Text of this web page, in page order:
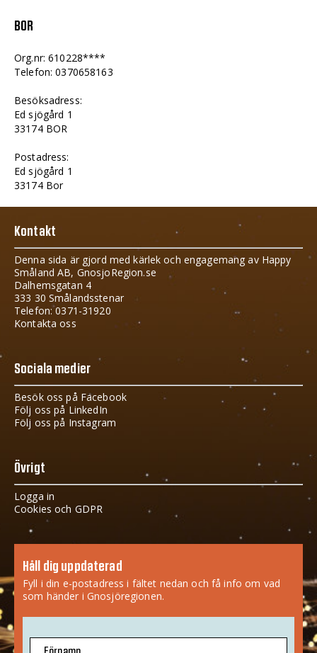
BOR
Org.nr: 610228****
Telefon: 0370658163
Besöksadress:
Ed sjögård 1
33174 BOR
Postadress:
Ed sjögård 1
33174 Bor
Kontakt
Denna sida är gjord med kärlek och engagemang av Happy
Småland AB, GnosjoRegion.se
Dalhemsgatan 4
333 30 Smålandsstenar
Telefon: 0371-31920
Kontakta oss
Sociala medier
Besök oss på Facebook
Följ oss på LinkedIn
Följ oss på Instagram
Övrigt
Logga in
Cookies och GDPR
Håll dig uppdaterad
Fyll i din e-postadress i fältet nedan och få info om vad
som händer i Gnosjöregionen.